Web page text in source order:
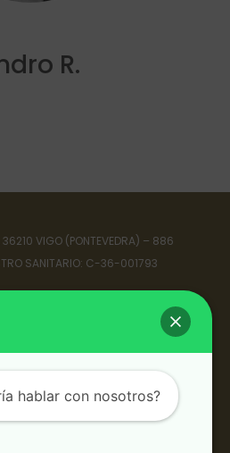
R.
VIGO (PONTEVEDRA) – 886
SANITARIO: C-36-001793
DE PRIVACIDAD
(UE) AVISO LEGAL
CONTACTO
hablar con nosotros?